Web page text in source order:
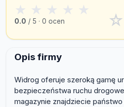
★ ★ ★ ★ ★
0.0 / 5 · 0 ocen ☆
Opis firmy
Widrog oferuje szeroką gamę
bezpieczeństwa ruchu
magazynie znajdziecie